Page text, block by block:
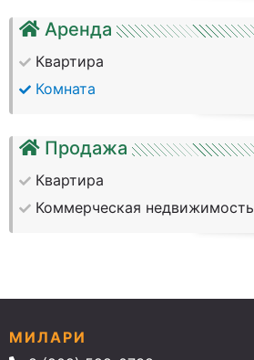
Аренда
Квартира
Комната
Продажа
Квартира
Коммерческая недвижимость
МИЛАРИ